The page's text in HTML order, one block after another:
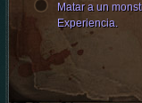
Matar a un
Experiencia.